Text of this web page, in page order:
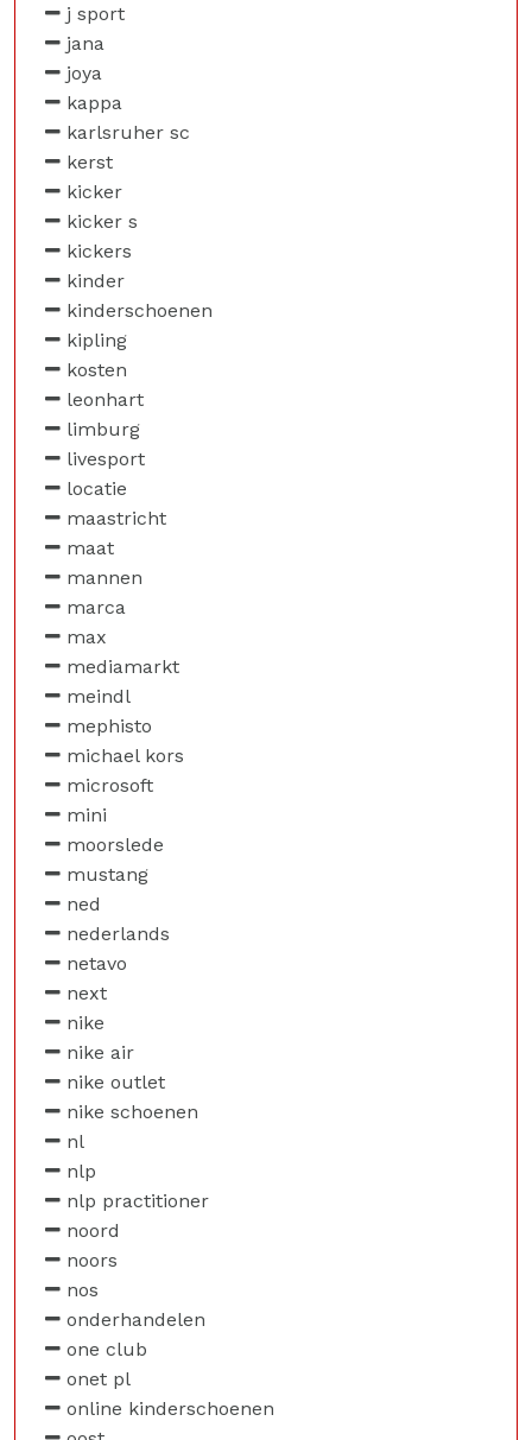
j sport
jana
joya
kappa
karlsruher sc
kerst
kicker
kicker s
kickers
kinder
kinderschoenen
kipling
kosten
leonhart
limburg
livesport
locatie
maastricht
maat
mannen
marca
max
mediamarkt
meindl
mephisto
michael kors
microsoft
mini
moorslede
mustang
ned
nederlands
netavo
next
nike
nike air
nike outlet
nike schoenen
nl
nlp
nlp practitioner
noord
noors
nos
onderhandelen
one club
onet pl
online kinderschoenen